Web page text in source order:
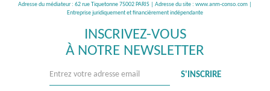
Adresse du médiateur : 62 rue Tiquetonne 75002 PARIS | Adresse du site : www.anm-conso.com
Entreprise juridiquement et financièrement indépendante
INSCRIVEZ-VOUS
À NOTRE NEWSLETTER
S'INSCRIRE